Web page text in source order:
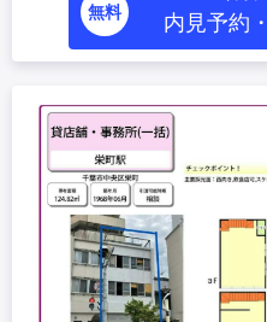
無料 内見予約